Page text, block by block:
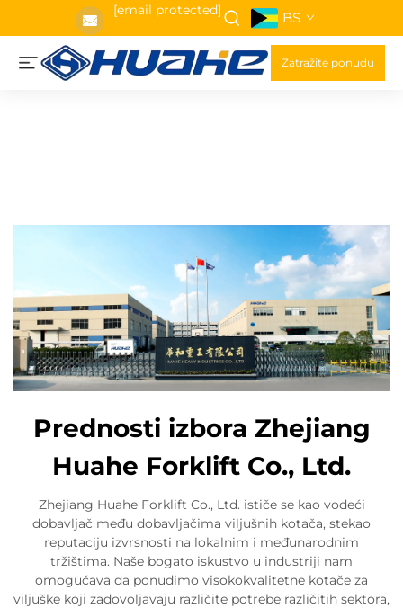
[email protected] BS
Zatražite ponudu
Prednosti izbora Zhejiang
Huahe Forklift Co., Ltd.
Zhejiang Huahe Forklift Co., Ltd. ističe se kao vodeći
dobavljač među dobavljačima viljušnih kotača, stekao
reputaciju izvrsnosti na lokalnim i međunarodnim
tržištima. Naše bogato iskustvo u industriji nam
omogućava da ponudimo visokokvalitetne kotače za
viljuške koji zadovoljavaju različite potrebe različitih sektora,